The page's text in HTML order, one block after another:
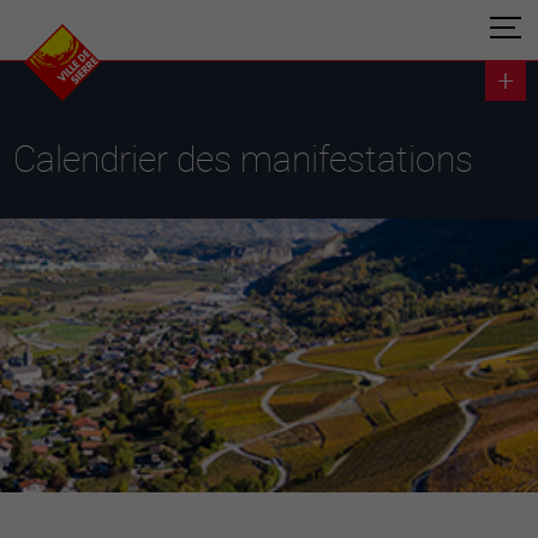
Calendrier des manifestations